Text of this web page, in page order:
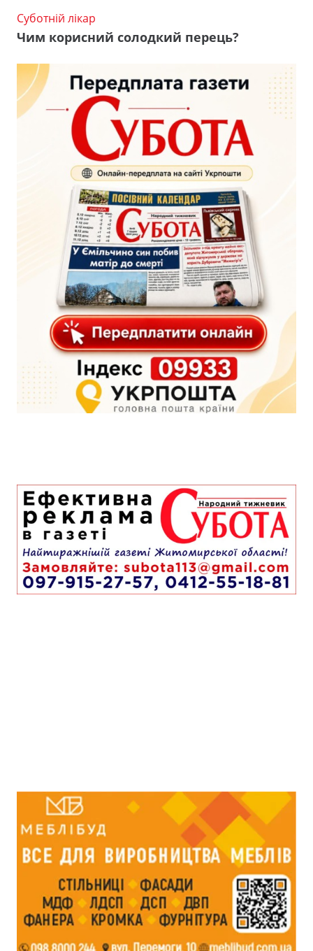
Суботній лікар
Чим корисний солодкий перець?